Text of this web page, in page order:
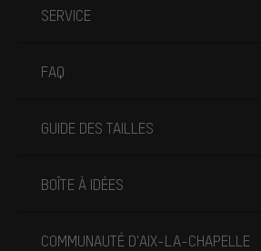
SERVICE
FAQ
GUIDE DES TAILLES
BOÎTE À IDÉES
COMMUNAUTÉ D'AIX-LA-CHAPELLE